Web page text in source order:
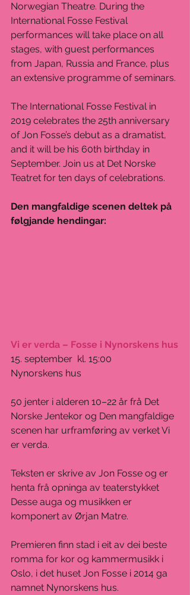
Norwegian Theatre. During the
International Fosse Festival
performances will take place on all
stages, with guest performances
from Japan, Russia and France, plus
an extensive programme of seminars.
The International Fosse Festival in
2019 celebrates the 25th anniversary
of Jon Fosse’s debut as a dramatist,
and it will be his 60th birthday in
September. Join us at Det Norske
Teatret for ten days of celebrations.
Den mangfaldige scenen deltek på
følgjande hendingar:
Vi er verda – Fosse i Nynorskens hus
15. september  kl. 15:00
Nynorskens hus
50 jenter i alderen 10–22 år frå Det
Norske Jentekor og Den mangfaldige
scenen har urframføring av verket Vi
er verda.
Teksten er skrive av Jon Fosse og er
henta frå opninga av teaterstykket
Desse auga og musikken er
komponert av Ørjan Matre.
Premieren finn stad i eit av dei beste
romma for kor og kammermusikk i
Oslo, i det huset Jon Fosse i 2014 ga
namnet Nynorskens hus.